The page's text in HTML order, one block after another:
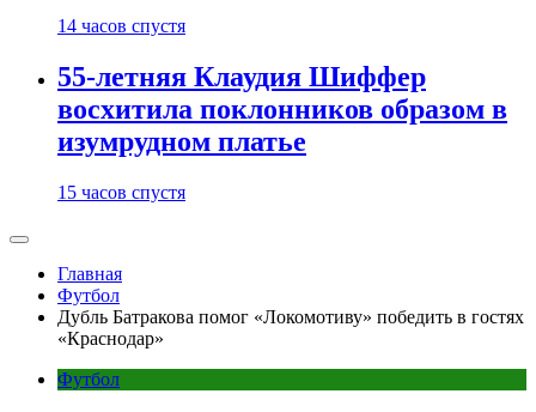
14 часов спустя
55-летняя Клаудия Шиффер
восхитила поклонников образом в
изумрудном платье
15 часов спустя
Главная
Футбол
Дубль Батракова помог «Локомотиву» победить в гостях
«Краснодар»
Футбол